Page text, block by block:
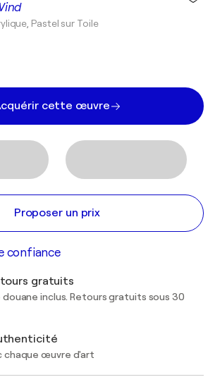
Pastel sur Toile
cette œuvre
Proposer un prix
confiance
gratuits
inclus. Retours gratuits sous 30
chaque œuvre d'art